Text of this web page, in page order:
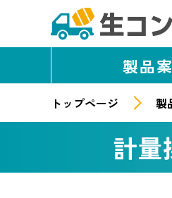
製品
トップページ 製
計量